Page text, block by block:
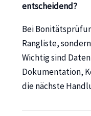
entscheidend?
Bei
Rangliste,
Wichtig sind
Dokumentation,
die nächste